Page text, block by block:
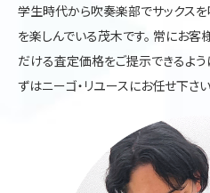
学生時代から吹奏楽部でサックス
を楽しんでいる茂木です。 常にお
だける査定価格をご提示できるよ
ずはニーゴ・リユースにお任せ下さい